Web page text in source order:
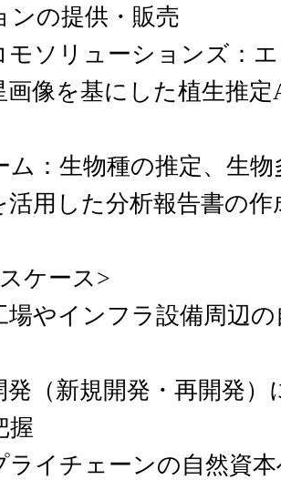
ンの提供・販売
モソリューションズ：
画像を基にした植生推
ム：生物種の推定、生
活用した分析報告書の作
ケース>
場やインフラ設備周辺
発（新規開発・再開発
握
ライチェーンの自然資